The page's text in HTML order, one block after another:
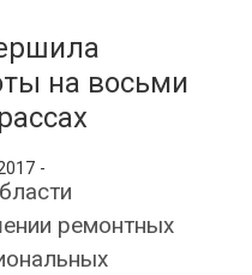
и
рубрики
на восьми
-
ремонтных